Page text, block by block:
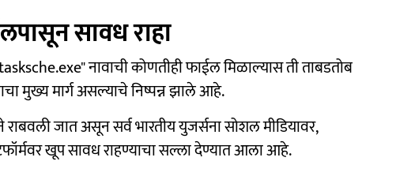
सावध राहा
नावाची कोणतीही फाईल मिळाल्यास ती ताबडतोब
मुख्य मार्ग असल्याचे निष्पन्न झाले आहे.
जात असून सर्व भारतीय युजर्सना सोशल मीडियावर,
खूप सावध राहण्याचा सल्ला देण्यात आला आहे.